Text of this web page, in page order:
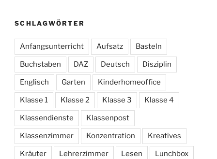
SCHLAGWÖRTER
Anfangsunterricht Aufsatz Basteln
Buchstaben DAZ Deutsch Disziplin
Englisch Garten Kinderhomeoffice
Klasse 1 Klasse 2 Klasse 3 Klasse 4
Klassendienste Klassenpost
Klassenzimmer Konzentration Kreatives
Kräuter Lehrerzimmer Lesen Lunchbox